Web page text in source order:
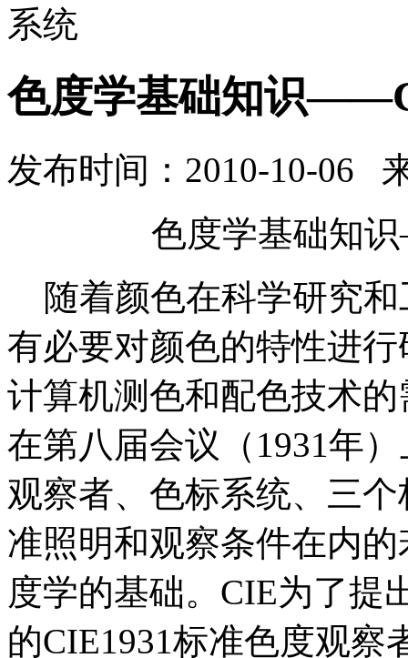
系统
色度学基础知识
发布时间：2010-10-06
色度学基础知
随着颜色在科学研究和
有必要对颜色的特性进
计算机测色和配色技术
在第八届会议（1931年
观察者、色标系统、三
准照明和观察条件在内
度学的基础。CIE为了提
的CIE1931标准色度观察